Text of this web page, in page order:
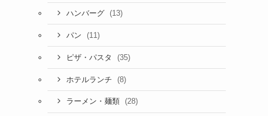
ハンバーグ (13)
パン (11)
ピザ・パスタ (35)
ホテルランチ (8)
ラーメン・麺類 (28)